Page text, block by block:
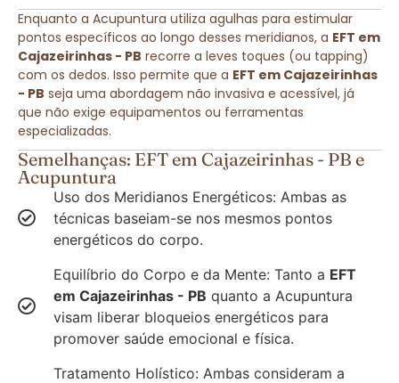
Enquanto a Acupuntura utiliza agulhas para estimular
pontos específicos ao longo desses meridianos, a EFT em
Cajazeirinhas - PB recorre a leves toques (ou tapping)
com os dedos. Isso permite que a EFT em Cajazeirinhas
- PB seja uma abordagem não invasiva e acessível, já
que não exige equipamentos ou ferramentas
especializadas.
Semelhanças: EFT em Cajazeirinhas - PB e
Acupuntura
Uso dos Meridianos Energéticos: Ambas as
técnicas baseiam-se nos mesmos pontos
energéticos do corpo.
Equilíbrio do Corpo e da Mente: Tanto a EFT
em Cajazeirinhas - PB quanto a Acupuntura
visam liberar bloqueios energéticos para
promover saúde emocional e física.
Tratamento Holístico: Ambas consideram a